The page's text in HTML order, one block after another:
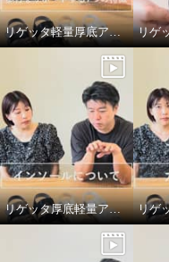
リゲッタ軽量厚底アーチサポートサンダルの歩行をサポートする7つの特徴
リゲッタ厚底軽量アーチサポートサンダルの前後で弾力の違うもちもちインソールについて